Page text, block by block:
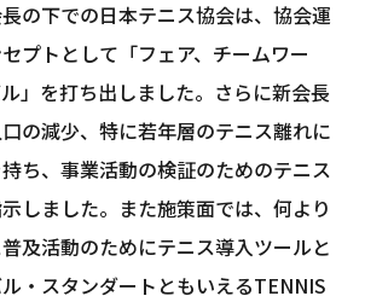
の下での日本テニス協会は、協会運
プトとして「フェア、チームワー
」を打ち出しました。さらに新会長
の減少、特に若年層のテニス離れに
ち、事業活動の検証のためのテニス
しました。また施策面では、何より
及活動のためにテニス導入ツールと
・スタンダートともいえるTENNIS